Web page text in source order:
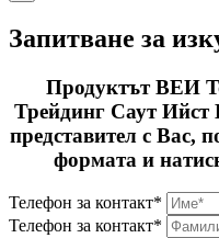
Запитване за
Продуктът ВЕИ
Трейдинг Саут
представител с Вас,
формата и
Телефон за контакт*
Телефон за контакт*